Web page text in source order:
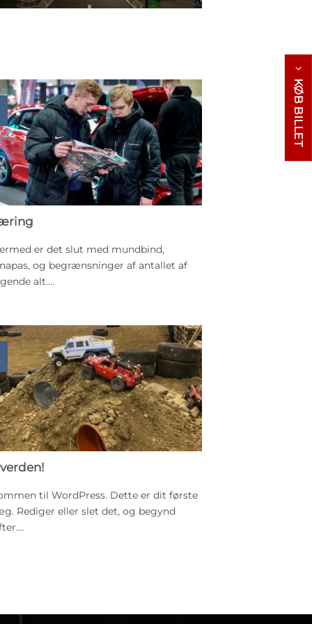
er det slut med mundbind,
og begrænsninger af antallet af
alt....
til WordPress. Dette er dit første
Rediger eller slet det, og begynd
KØB BILLET